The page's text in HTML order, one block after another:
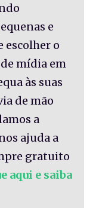
e
escolher o
mídia em
às suas
de mão
a
ajuda a
gratuito
aqui e saiba